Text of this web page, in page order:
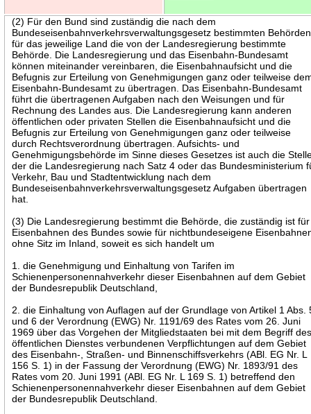
(2) Für den Bund sind zuständig die nach dem
Bundeseisenbahnverkehrsverwaltungsgesetz bestimmten
für das jeweilige Land die von der Landesregierung bestimmte
Behörde. Die Landesregierung und das Eisenbahn-Bundesamt
können miteinander vereinbaren, die Eisenbahnaufsicht und die
Befugnis zur Erteilung von Genehmigungen ganz oder teilweise
Eisenbahn-Bundesamt zu übertragen. Das Eisenbahn-Bundesamt
führt die übertragenen Aufgaben nach den Weisungen und für
Rechnung des Landes aus. Die Landesregierung kann anderen
öffentlichen oder privaten Stellen die Eisenbahnaufsicht und die
Befugnis zur Erteilung von Genehmigungen ganz oder teilweise
durch Rechtsverordnung übertragen. Aufsichts- und
Genehmigungsbehörde im Sinne dieses Gesetzes ist auch die
der die Landesregierung nach Satz 4 oder das Bundesministerium
Verkehr, Bau und Stadtentwicklung nach dem
Bundeseisenbahnverkehrsverwaltungsgesetz Aufgaben übertragen
hat.
(3) Die Landesregierung bestimmt die Behörde, die zuständig ist für
Eisenbahnen des Bundes sowie für nichtbundeseigene
ohne Sitz im Inland, soweit es sich handelt um
1. die Genehmigung und Einhaltung von Tarifen im
Schienenpersonennahverkehr dieser Eisenbahnen auf dem Gebiet
der Bundesrepublik Deutschland,
2. die Einhaltung von Auflagen auf der Grundlage von Artikel 1 Abs.
und 6 der Verordnung (EWG) Nr. 1191/69 des Rates vom 26. Juni
1969 über das Vorgehen der Mitgliedstaaten bei mit dem Begriff
öffentlichen Dienstes verbundenen Verpflichtungen auf dem Gebiet
des Eisenbahn-, Straßen- und Binnenschiffsverkehrs (ABl. EG Nr. L
156 S. 1) in der Fassung der Verordnung (EWG) Nr. 1893/91 des
Rates vom 20. Juni 1991 (ABl. EG Nr. L 169 S. 1) betreffend den
Schienenpersonennahverkehr dieser Eisenbahnen auf dem Gebiet
der Bundesrepublik Deutschland.